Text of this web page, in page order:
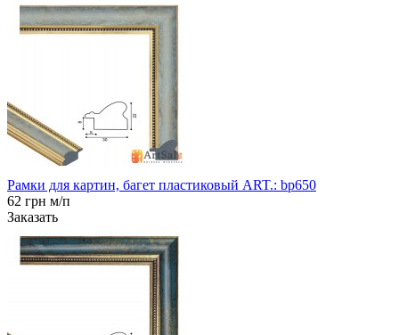
Рамки для картин, багет пластиковый ART.: bp650
62 грн м/п
Заказать